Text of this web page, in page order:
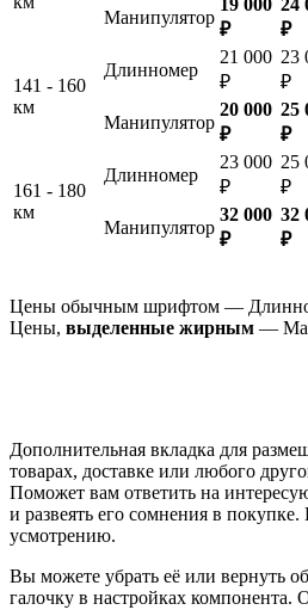
Манипулятор
19 000
₽
24
₽
141 - 160
км
Длинномер
21 000
₽
23
₽
Манипулятор
20 000
₽
25
₽
161 - 180
км
Длинномер
23 000
₽
25
₽
Манипулятор
32 000
₽
32
₽
Цены обычным шрифтом —
Цены, выделенные жирным —
Дополнительная вкладка для
товарах, доставке или любого
Поможет вам ответить на
и развеять его сомнения в
усмотрению.
Вы можете убрать её или вернуть
галочку в настройках компонента.